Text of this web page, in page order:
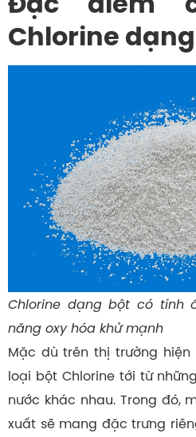
Chlorine
Chlorine dạng bột có tính
năng oxy hóa khử mạnh
Mặc dù trên thị trường
loại bột Chlorine tới từ
nước khác nhau. Trong đó,
xuất sẽ mang đặc trưng